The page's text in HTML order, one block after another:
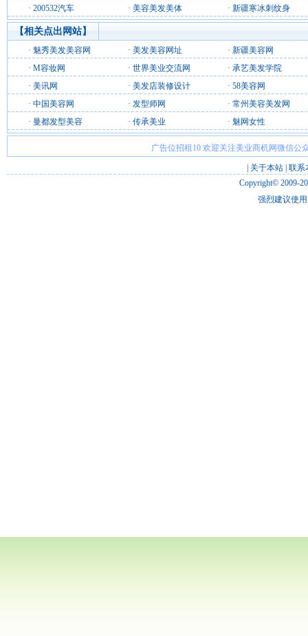
· 200532汽车 · 美容美发美体 · 新疆寒冰刺纹身
【相关点出网站】
· 魅秀美发美容网 · 美发美容网址 · 新疆美容网
· M容妆网 · 世界美业交流网 · 承艺美发学院
· 美讯网 · 美发店装修设计 · 58美容网
· 中国美容网 · 发型师网 · 常州美容美发网
· 曼都发型美容 · 传承美业 · 魅网女性
广告位招租10 欢迎关注美业商机网微信公
关于本站 联系
Copyright© 2009-
强烈建议使